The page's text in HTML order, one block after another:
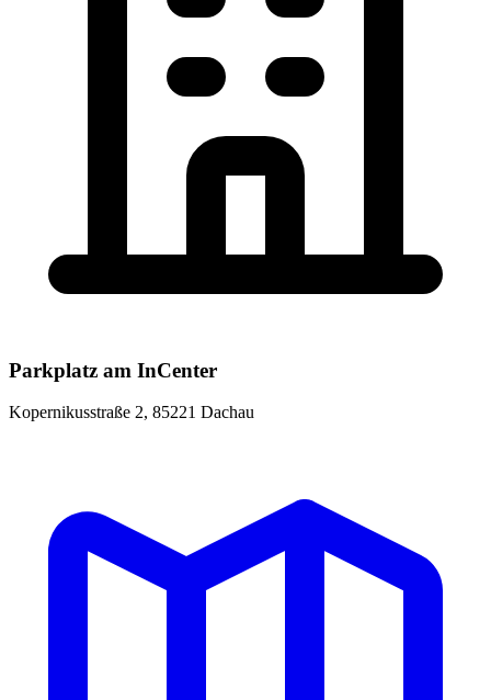
Parkplatz am InCenter
Kopernikusstraße 2, 85221 Dachau